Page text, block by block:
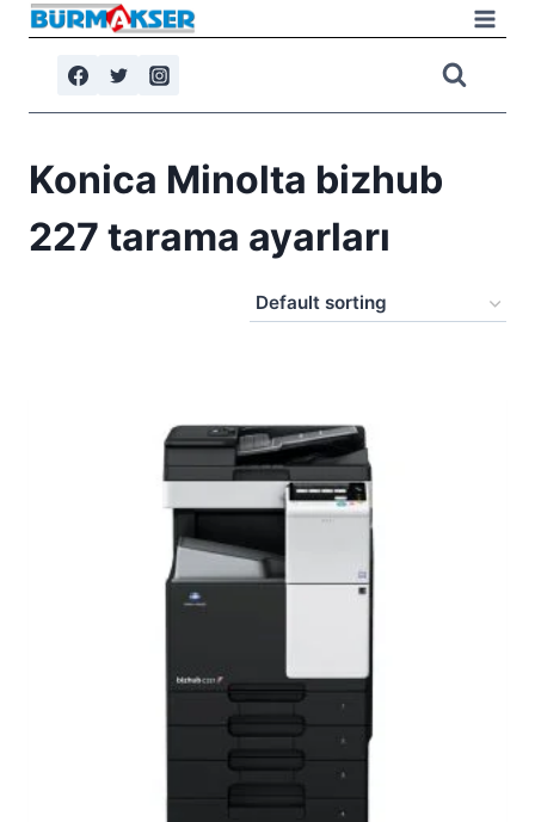
Skip
content
Konica Minolta bizhub
227 tarama ayarları